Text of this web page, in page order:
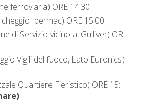
ferroviaria) ORE 14:30
Ipermac) ORE 15:00
di Servizio vicino al Gulliver) OR
Vigili del fuoco, Lato Euronics)
Quartiere Fieristico) ORE 15: